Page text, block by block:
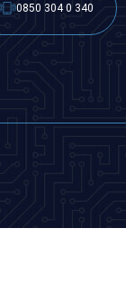
0850 304 0 340